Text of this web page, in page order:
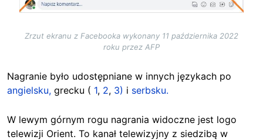
Zrzut ekranu z Facebooka wykonany 11 października 2022
roku przez AFP
Nagranie było udostępniane w innych językach po
angielsku, grecku ( 1, 2, 3) i serbsku.
W lewym górnym rogu nagrania widoczne jest logo
telewizji Orient. To kanał telewizyjny z siedzibą w